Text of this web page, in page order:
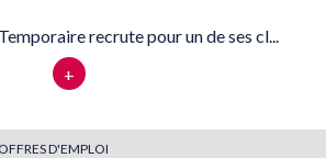
recrute pour un de ses cl...
+
OFFRES D'EMPLOI